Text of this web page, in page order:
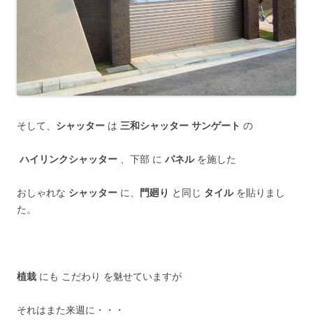
そして、 シャッター は 三和シャッター サンゲート の
ハイリンクシャッター 、下部 に パネルを施した
おしゃれな シャッター に、 門廻り と同じ タイルを貼りまし
た。
植栽 にも こだわり を魅せていますが
それはまた来週に・・・